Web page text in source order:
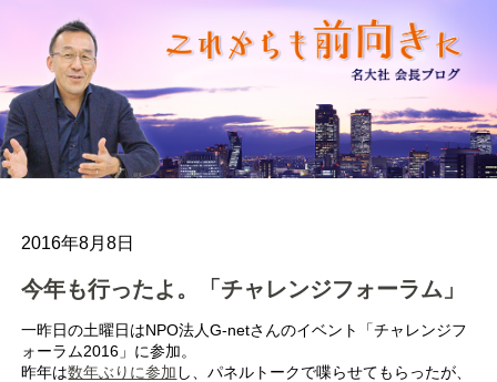
2016年8月8日
今年も行ったよ。「チャレンジフォーラム」
一昨日の土曜日はNPO法人G-netさんのイベント「チャレンジフ
ォーラム2016」に参加。
昨年は数年ぶりに参加 し、パネルトークで喋らせてもらったが、